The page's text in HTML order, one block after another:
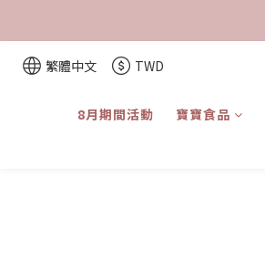
繁體中文 TWD
8月期間活動 寶寶食品